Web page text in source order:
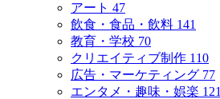
アート 47
飲食・食品・飲料 141
教育・学校 70
クリエイティブ制作 110
広告・マーケティング 77
エンタメ・趣味・娯楽 121